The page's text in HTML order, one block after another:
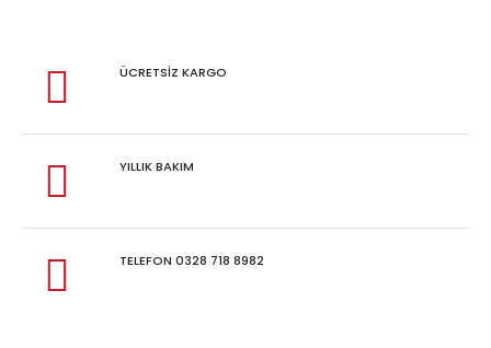
ÜCRETSİZ KARGO
YILLIK BAKIM
TELEFON 0328 718 8982